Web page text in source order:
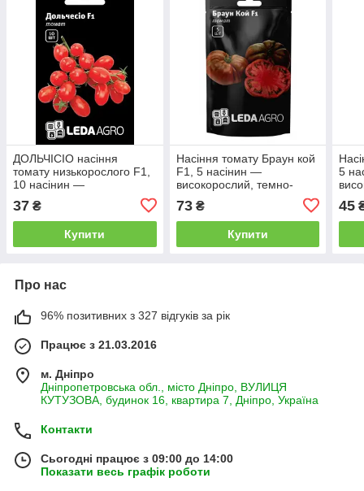
ДОЛЬЧІСІО насіння
томату низькорослого F1,
10 насінин —
типу черрі, LEDAAGRO
37 ₴
Купити
Насіння томату Браун кой
F1, 5 насінин —
високорослий, темно-
73₴
Купити
5
45
Про нас
96% позитивних з 327 відгуків за рік
Працює з 21.03.2016
м. Дніпро
Дніпропетровська обл., місто Дніпро, ВУЛИЦЯ
КУТУЗОВА, будинок 16, квартира 7, Дніпро, Україна
Контакти
Сьогодні працює з 09:00 до 14:00
Показати весь графік роботи